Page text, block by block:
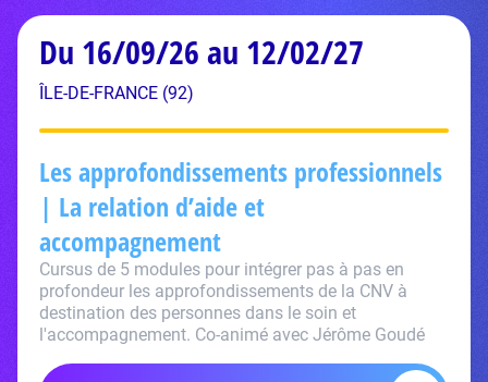
Du 16/09/26 au 12/02/27
ÎLE-DE-FRANCE (92)
Les approfondissements professionnels
| La relation d’aide et
accompagnement
Cursus de 5 modules pour intégrer pas à pas en
profondeur les approfondissements de la CNV à
destination des personnes dans le soin et
l'accompagnement. Co-animé avec Jérôme Goudé